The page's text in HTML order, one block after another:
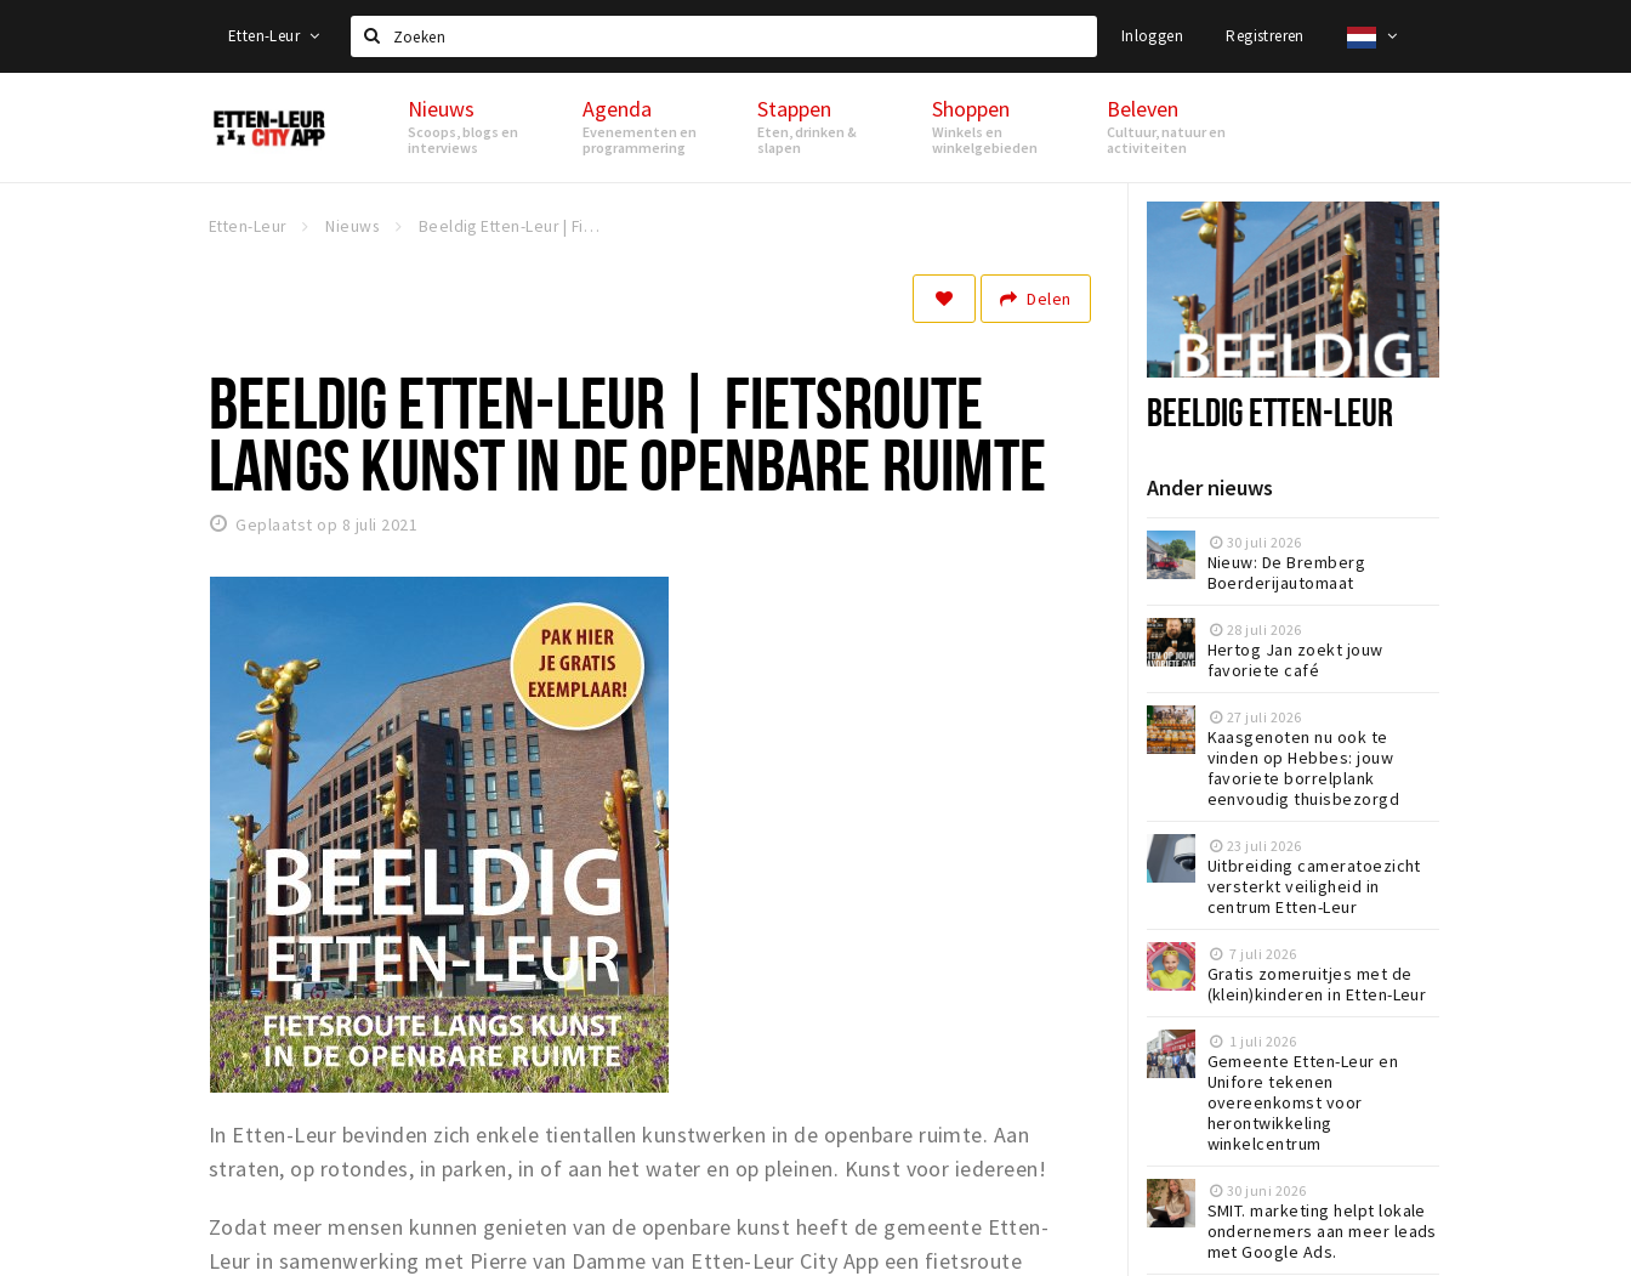
Etten-Leur
Zoeken
Inloggen Registreren
Etten-
Leur
Nieuws
Scoops, blogs en
interviews
Agenda
Evenementen en
programmering
Stappen
Eten, drinken &
slapen
Shoppen
Winkels en
winkelgebieden
Beleven
Cultuur, natuur en
activiteiten
Etten-Leur Nieuws Beeldig Etten-Leur | Fietsroute langs kunst in de openbare ruimte
Delen
BEELDIG ETTEN-LEUR | FIETSROUTE
LANGS KUNST IN DE OPENBARE RUIMTE
Geplaatst op 8 juli 2021
In Etten-Leur bevinden zich enkele tientallen kunstwerken in de openbare ruimte. Aan
straten, op rotondes, in parken, in of aan het water en op pleinen. Kunst voor iedereen!
Zodat meer mensen kunnen genieten van de openbare kunst heeft de gemeente Etten-
Leur in samenwerking met Pierre van Damme van Etten-Leur City App een fietsroute
BEELDIG ETTEN-LEUR
Ander nieuws
30 juli 2026
Nieuw: De Bremberg
Boerderijautomaat
28 juli 2026
Hertog Jan zoekt jouw
favoriete café
27 juli 2026
Kaasgenoten nu ook te
vinden op Hebbes: jouw
favoriete borrelplank
eenvoudig thuisbezorgd
23 juli 2026
Uitbreiding cameratoezicht
versterkt veiligheid in
centrum Etten-Leur
7 juli 2026
Gratis zomeruitjes met de
(klein)kinderen in Etten-Leur
1 juli 2026
Gemeente Etten-Leur en
Unifore tekenen
overeenkomst voor
herontwikkeling
winkelcentrum
30 juni 2026
SMIT. marketing helpt lokale
ondernemers aan meer leads
met Google Ads.